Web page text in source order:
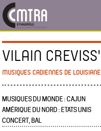
VILAIN CREVISS'
MUSIQUES CADIENNES DE LOUISIANE
MUSIQUES DU MONDE : CAJUN
AMÉRIQUE DU NORD : ETATS UNIS
CONCERT, BAL